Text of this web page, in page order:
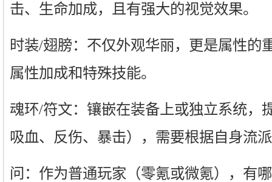
击、生命加成，且有强大的视觉效果。
时装/翅膀：不仅外观华丽，更是属性的
属性加成和特殊技能。
魂环/符文：镶嵌在装备上或独立系统，
吸血、反伤、暴击），需要根据自身流
问：作为普通玩家（零氪或微氪），有